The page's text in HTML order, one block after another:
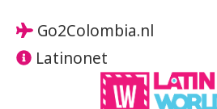
Go2Colombia.nl
Latinonet